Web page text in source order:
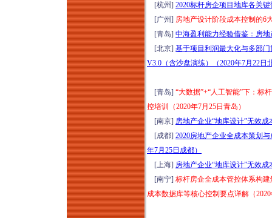
[杭州] 2020标杆房企项目地库各关
[广州] 房地产设计阶段成本控制的6
[青岛] 中海盈利能力经验借鉴：房
[北京] 基于项目利润最大化与多部
V3.0（含沙盘演练）（2020年7月22日
[青岛] “大数据”+“人工智能”下：标
控培训（2020年7月25日青岛）
[南京] 房地产企业“地库设计”无效
[成都] 2020房地产企业全成本策划
年7月25日成都）
[上海] 房地产企业“地库设计”无效
[南宁] 标杆房企全成本管控体系构
成本数据库等核心控制要点详解（